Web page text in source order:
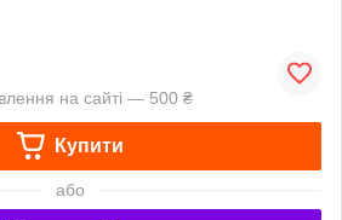
на сайті — 500 ₴
Купити
або